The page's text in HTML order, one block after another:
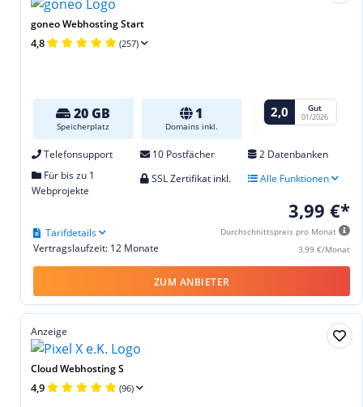
goneo Webhosting Start
4,8 (257)
20 GB
Speicherplatz
1
Domains inkl.
2,0 Gut
01/2026
Telefonsupport 10 Postfächer
2 Datenbanken
Für bis zu 1
Webprojekte
SSL Zertifikat inkl. Alle Funktionen
3,99 €*
Durchschnittspreis pro Monat
3,99 €/Monat
Vertragslaufzeit: 12 Monate
Tarifdetails
ZUM ANBIETER
Anzeige
Cloud Webhosting S
4,9 (96)